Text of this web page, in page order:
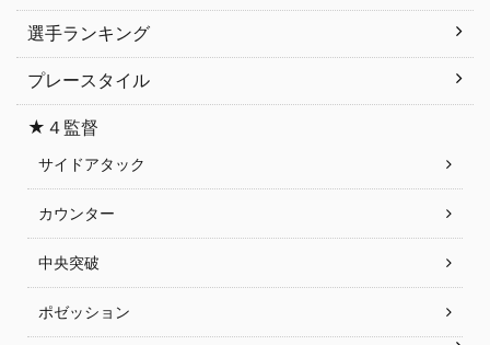
選手ランキング
プレースタイル
★４監督
サイドアタック
カウンター
中央突破
ポゼッション